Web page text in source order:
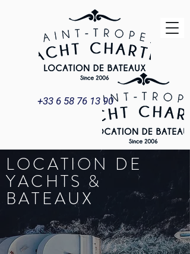
+33 6 58 76 13 90
LOCATION DE
YACHTS &
BATEAUX